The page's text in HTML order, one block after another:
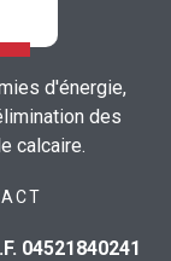
d'énergie,
des
calcaire.
04521840241